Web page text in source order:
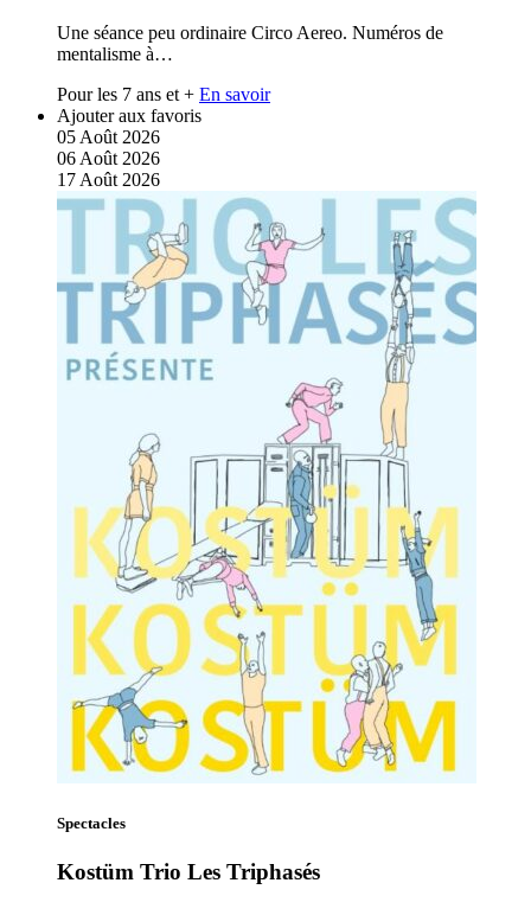
Une séance peu ordinaire Circo Aereo. Numéros de
mentalisme à…
Pour les 7 ans et + En savoir
Ajouter aux favoris
05 Août 2026
06 Août 2026
17 Août 2026
Spectacles
Kostüm Trio Les Triphasés